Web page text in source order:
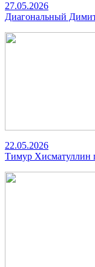
27.05.2026
Диагональный
22.05.2026
Тимур Хисматуллин